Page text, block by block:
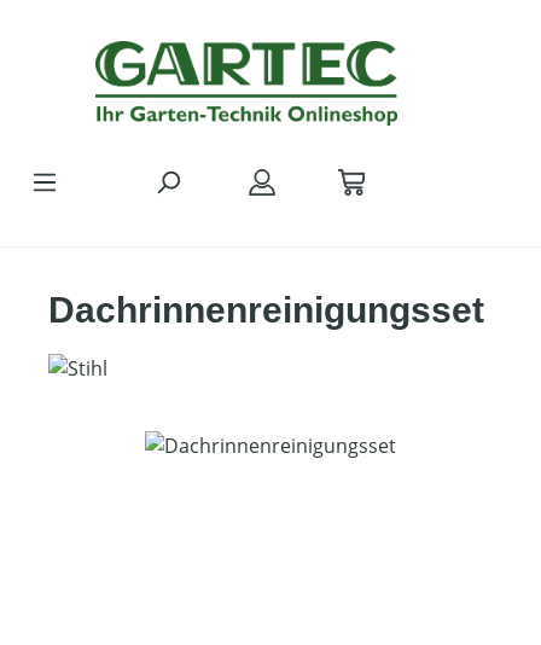
Dachrinnenreinigungsset
Bildergalerie überspringen